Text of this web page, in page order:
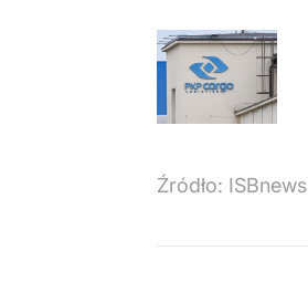
Źródło: ISBnews